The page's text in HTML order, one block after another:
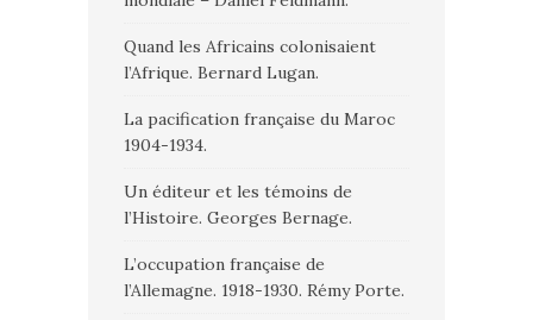
Quand les Africains colonisaient
l’Afrique. Bernard Lugan.
La pacification française du Maroc
1904-1934.
Un éditeur et les témoins de
l’Histoire. Georges Bernage.
L’occupation française de
l’Allemagne. 1918-1930. Rémy Porte.